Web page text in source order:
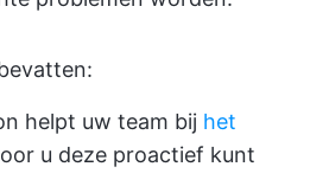
helpt uw team bij het
u deze proactief kunt